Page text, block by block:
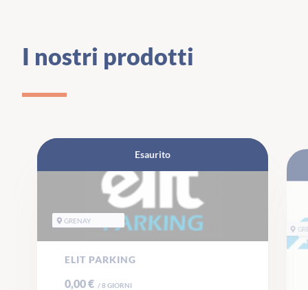
I nostri prodotti
GRENAY
Esaurito
ELIT PARKING
0,00 € /8 GIORNI